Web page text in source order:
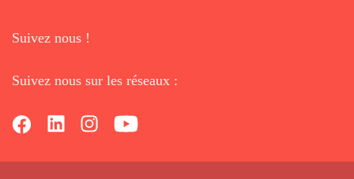
Suivez nous !
Suivez nous sur les réseaux :